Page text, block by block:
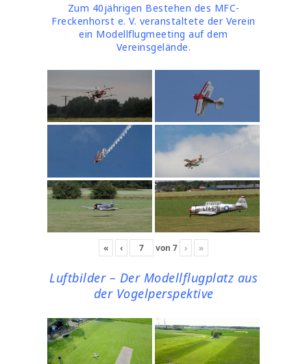
Zum 40jährigen Bestehen des MFC-
Freckenhorst e. V. veranstaltete der Verein
ein Modellflugmeeting auf dem
Vereinsgelände.
« ‹ von 7 › »
Luftbilder – Der Modellflugplatz aus
der Vogelperspektive